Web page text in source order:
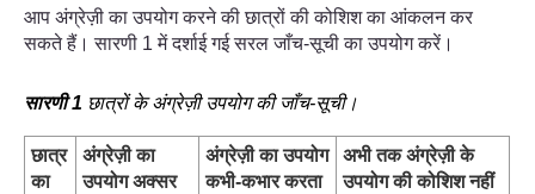
आप अंग्रेज़ी का उपयोग करने की छात्रों की कोशिश का आंकलन कर
सकते हैं। सारणी 1 में दर्शाई गई सरल जाँच-सूची का उपयोग करें।
सारणी1 छात्रों के अंग्रेज़ी उपयोग की जाँच-सूची।
छात्र
का
अंग्रेज़ी का
उपयोग अक्सर
अंग्रेज़ी का उपयोग
कभी-कभार करता
अभी तक अंग्रेज़ी के
उपयोग की कोशिश नहीं